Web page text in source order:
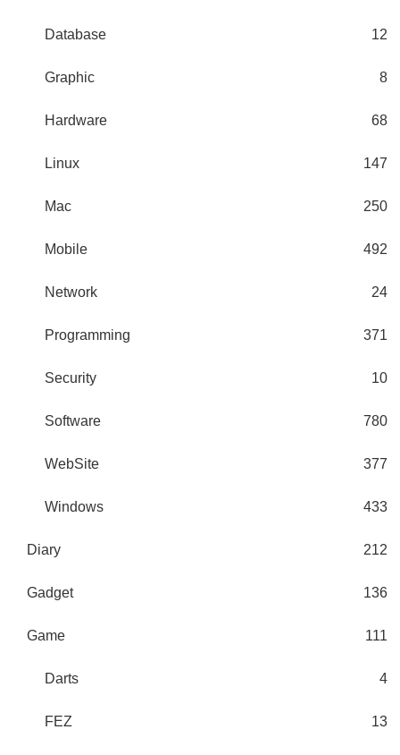
Database 12
Graphic 8
Hardware 68
Linux 147
Mac 250
Mobile 492
Network 24
Programming 371
Security 10
Software 780
WebSite 377
Windows 433
Diary 212
Gadget 136
Game 111
Darts 4
FEZ 13